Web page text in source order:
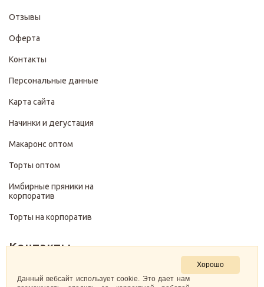
Отзывы
Оферта
Контакты
Персональные данные
Карта сайта
Начинки и дегустация
Макаронс оптом
Торты оптом
Имбирные пряники на
корпоратив
Торты на корпоратив
Контакты
+7 (499) 322-28-29
Хорошо
Данный вебсайт использует cookie. Это дает нам